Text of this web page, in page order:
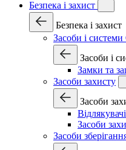
Безпека і захист
Безпека і захист
Засоби і
Засоби і
Замки та
Засоби захисту
Засоби
Засоби
Засоби